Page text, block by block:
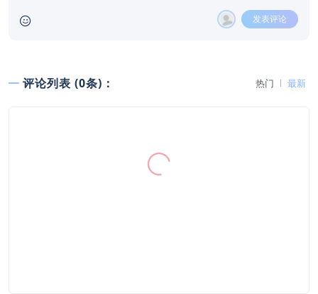
发表评论
评论列表 (0条)： 热门 最新